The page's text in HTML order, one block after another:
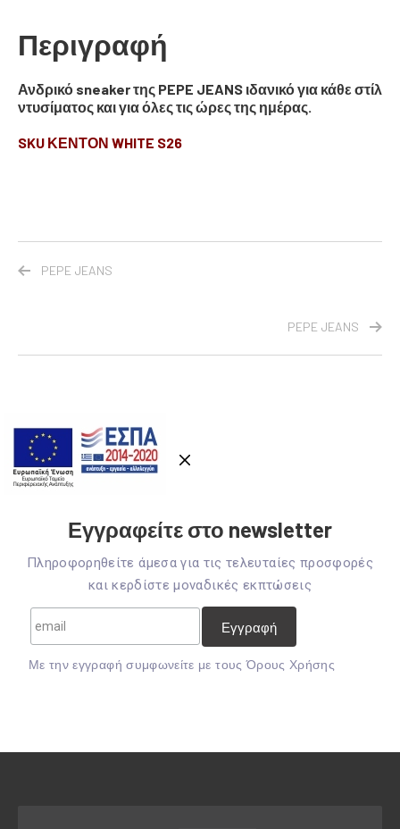
Περιγραφή
Ανδρικό sneaker της PEPE JEANS ιδανικό για κάθε στίλ
ντυσίματος και για όλες τις ώρες της ημέρας.
SKU ΚΕΝΤΟΝ WHITE S26
PEPE JEANS
PEPE JEANS
Εγγραφείτε στο newsletter
Πληροφορηθείτε άμεσα για τις τελευταίες προσφορές
και κερδίστε μοναδικές εκπτώσεις
Mε την εγγραφή συμφωνείτε με τουςΌρους Χρήσης